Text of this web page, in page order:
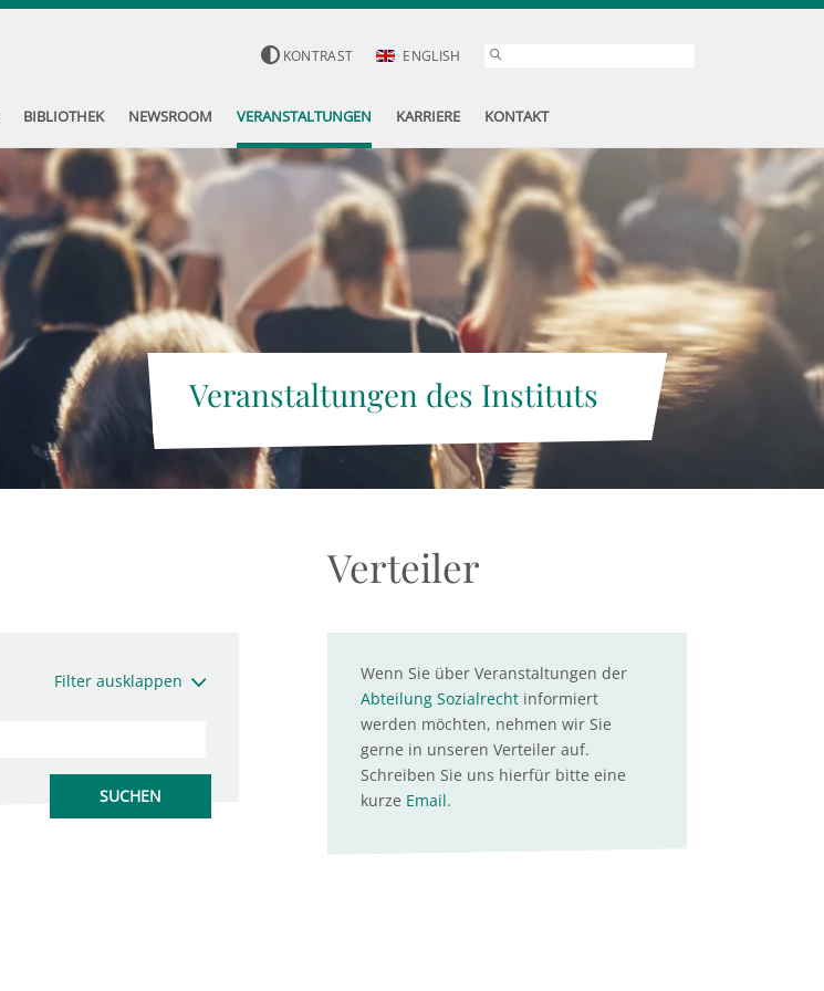
KONTRAST ENGLISH
BIBLIOTHEK NEWSROOM VERANSTALTUNGEN KARRIERE KONTAKT
Veranstaltungen des Instituts
Filter ausklappen
Verteiler
Wenn Sie über Veranstaltungen der
Abteilung Sozialrechtinformiert
werden möchten, nehmen wir Sie
gerne in unseren Verteiler auf.
Schreiben Sie uns hierfür bitte eine
kurze Email.